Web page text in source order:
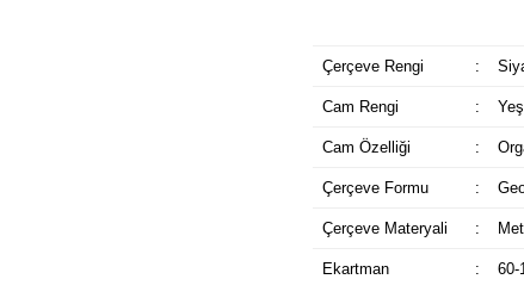
Çerçeve Rengi :
Cam Rengi :
Cam Özelliği :
Çerçeve Formu :
Çerçeve Materyali :
Ekartman : 60-